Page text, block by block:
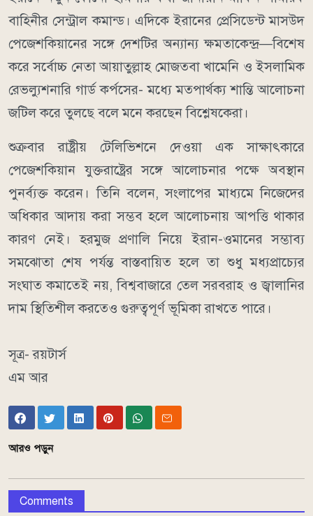
বাহিনীর সেন্ট্রাল কমান্ড। এদিকে ইরানের প্রেসিডেন্ট মাসউদ
পেজেশকিয়ানের সঙ্গে দেশটির অন্যান্য ক্ষমতাকেন্দ্র—বিশেষ
করে সর্বোচ্চ নেতা আয়াতুল্লাহ মোজতবা খামেনি ও ইসলামিক
রেভল্যুশনারি গার্ড কর্পসের- মধ্যে মতপার্থক্য শান্তি আলোচনা
জটিল করে তুলছে বলে মনে করছেন বিশ্লেষকেরা।
শুক্রবার রাষ্ট্রীয় টেলিভিশনে দেওয়া এক সাক্ষাৎকারে
পেজেশকিয়ান যুক্তরাষ্ট্রের সঙ্গে আলোচনার পক্ষে অবস্থান
পুনর্ব্যক্ত করেন। তিনি বলেন, সংলাপের মাধ্যমে নিজেদের
অধিকার আদায় করা সম্ভব হলে আলোচনায় আপত্তি থাকার
কারণ নেই।হরমুজ প্রণালি নিয়ে ইরান-ওমানের সম্ভাব্য
সমঝোতা শেষ পর্যন্ত বাস্তবায়িত হলে তা শুধু মধ্যপ্রাচ্যের
সংঘাত কমাতেই নয়, বিশ্ববাজারে তেল সরবরাহ ও জ্বালানির
দাম স্থিতিশীল করতেও গুরুত্বপূর্ণ ভূমিকা রাখতে পারে।
সূত্র- রয়টার্স
এম আর
আরও পড়ুন
Comments